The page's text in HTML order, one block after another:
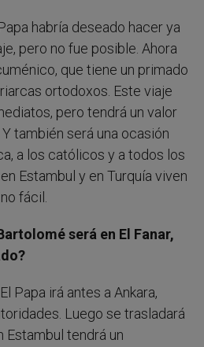
habría deseado hacer ya
pero no fue posible. Ahora
que tiene un primado
ortodoxos. Este viaje
pero tendrá un valor
también será una ocasión
a los católicos y a todos los
Estambul y en Turquía viven
fácil.
será en El Fanar,
Papa irá antes a Ankara,
Luego se trasladará
Estambul tendrá un